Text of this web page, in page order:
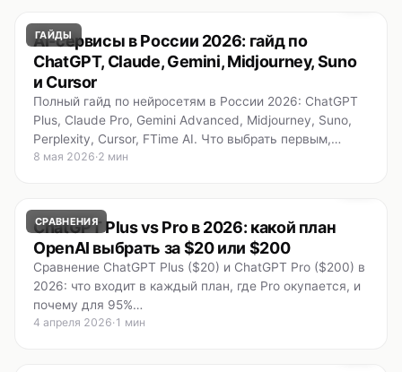
ГАЙДЫ
AI-сервисы в России 2026: гайд по
ChatGPT, Claude, Gemini, Midjourney, Suno
и Cursor
Полный гайд по нейросетям в России 2026: ChatGPT
Plus, Claude Pro, Gemini Advanced, Midjourney, Suno,
Perplexity, Cursor, FTime AI. Что выбрать первым,…
8 мая 2026·2 мин
СРАВНЕНИЯ
ChatGPT Plus vs Pro в 2026: какой план
OpenAI выбрать за $20 или $200
Сравнение ChatGPT Plus ($20) и ChatGPT Pro ($200) в
2026: что входит в каждый план, где Pro окупается, и
почему для 95%…
4 апреля 2026· 1 мин